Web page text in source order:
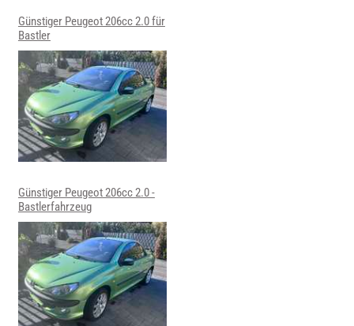
Günstiger Peugeot 206cc 2.0 für
Bastler
Günstiger Peugeot 206cc 2.0 -
Bastlerfahrzeug